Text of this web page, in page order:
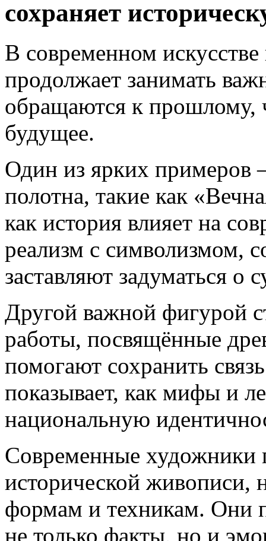
сохраняет
В современном искусстве
продолжает занимать
обращаются к прошлому,
будущее.
Один из ярких примеров
полотна, такие как
как история влияет на
реализм с символизмом,
заставляют задуматься о
Другой важной фигурой
работы, посвящённые
помогают сохранить
показывает, как мифы и
национальную
Современные
исторической живописи,
формам и техникам. Они
не только факты, но и